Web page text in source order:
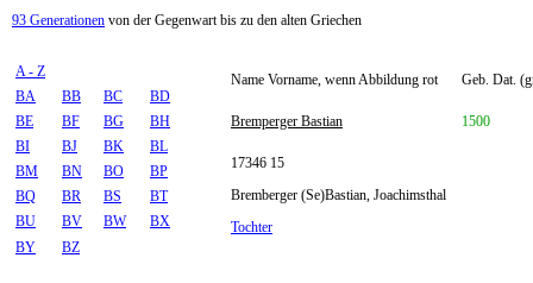
93 Generationen von der Gegenwart bis zu den alten Griechen
A - Z
BA
BB BC
BD
BE
BF BG
BH
BI
BJ BK
BL
BM
BN BO
BP
BQ
BR BS
BT
BU
BV BW
BX
BY
BZ
Name Vorname, wenn Abbildung rot Geb. Dat.
Bremperger Bastian 1500
17346 15
Bremberger (Se)Bastian, Joachimsthal
Tochter